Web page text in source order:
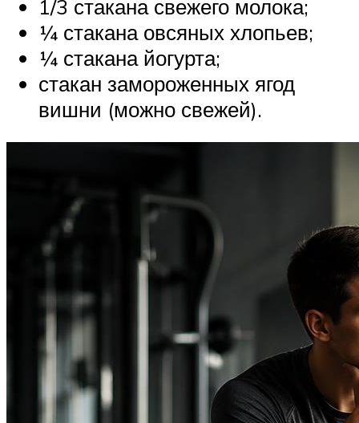
1/3 стакана свежего молока;
¼ стакана овсяных хлопьев;
¼ стакана йогурта;
стакан замороженных ягод
вишни (можно свежей).